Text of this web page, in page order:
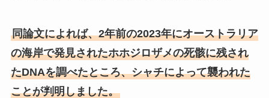
同論文によれば、2年前の2023年にオーストラリア
の海岸で発見されたホホジロザメの死骸に残され
たDNAを調べたところ、シャチによって襲われた
ことが判明しました。